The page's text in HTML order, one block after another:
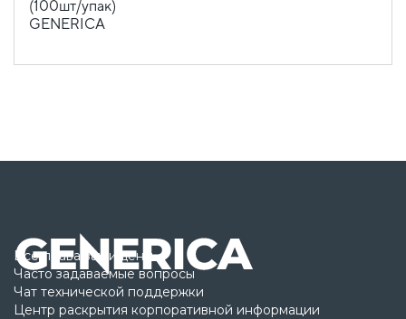
Все права защищены
Часто задаваемые вопросы
Чат технической поддержки
Центр раскрытия корпоративной информации